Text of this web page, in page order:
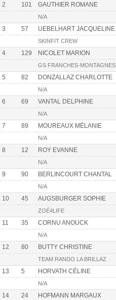
2 101 GAUTHIER ROMANE
N/A
3 57 UEBELHART JACQUELINE
SKINFIT CREW
4 129 NICOLET MARION
GS FRANCHES-MONTAGNES
5 82 DONZALLAZ CHARLOTTE
N/A
6 69 VANTAL DELPHINE
N/A
7 89 MOUREAUX MÉLANIE
N/A
8 12 ROY EVANNE
N/A
9 90 BERLINCOURT CHANTAL
N/A
10 45 AUGSBURGER SOPHIE
ZOÉ4LIFE
11 35 CORNU ANOUCK
N/A
12 80 BUTTY CHRISTINE
TEAM RANDO LA BRILLAZ
13 5 HORVATH CÉLINE
N/A
14 24 HOFMANN MARGAUX